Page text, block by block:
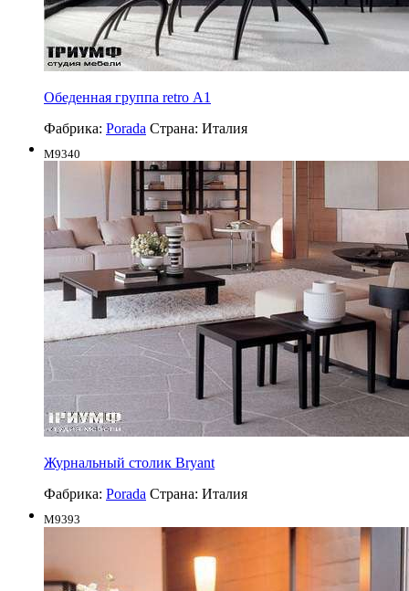
Обеденная группа retro А1
Фабрика: Porada Страна: Италия
M9340
Журнальный столик Bryant
Фабрика: Porada Страна: Италия
M9393